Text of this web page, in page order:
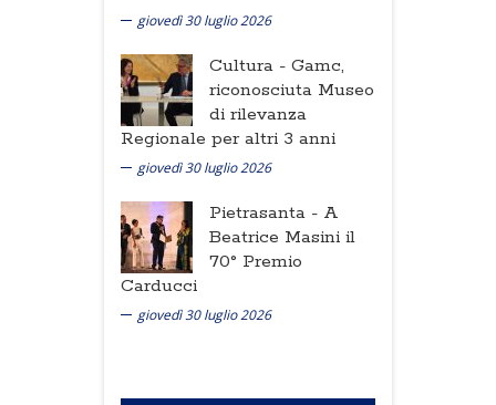
giovedì 30 luglio 2026
Cultura - Gamc,
riconosciuta Museo
di rilevanza
Regionale per altri 3 anni
giovedì 30 luglio 2026
Pietrasanta - A
Beatrice Masini il
70° Premio
Carducci
giovedì 30 luglio 2026